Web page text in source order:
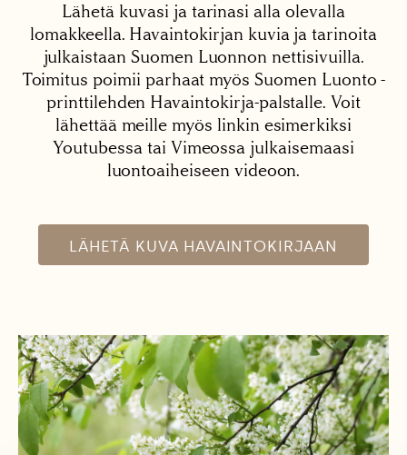
Lähetä kuvasi ja tarinasi alla olevalla
lomakkeella. Havaintokirjan kuvia ja tarinoita
julkaistaan Suomen Luonnon nettisivuilla.
Toimitus poimii parhaat myös Suomen Luonto -
printtilehden Havaintokirja-palstalle. Voit
lähettää meille myös linkin esimerkiksi
Youtubessa tai Vimeossa julkaisemaasi
luontoaiheiseen videoon.
LÄHETÄ KUVA HAVAINTOKIRJAAN